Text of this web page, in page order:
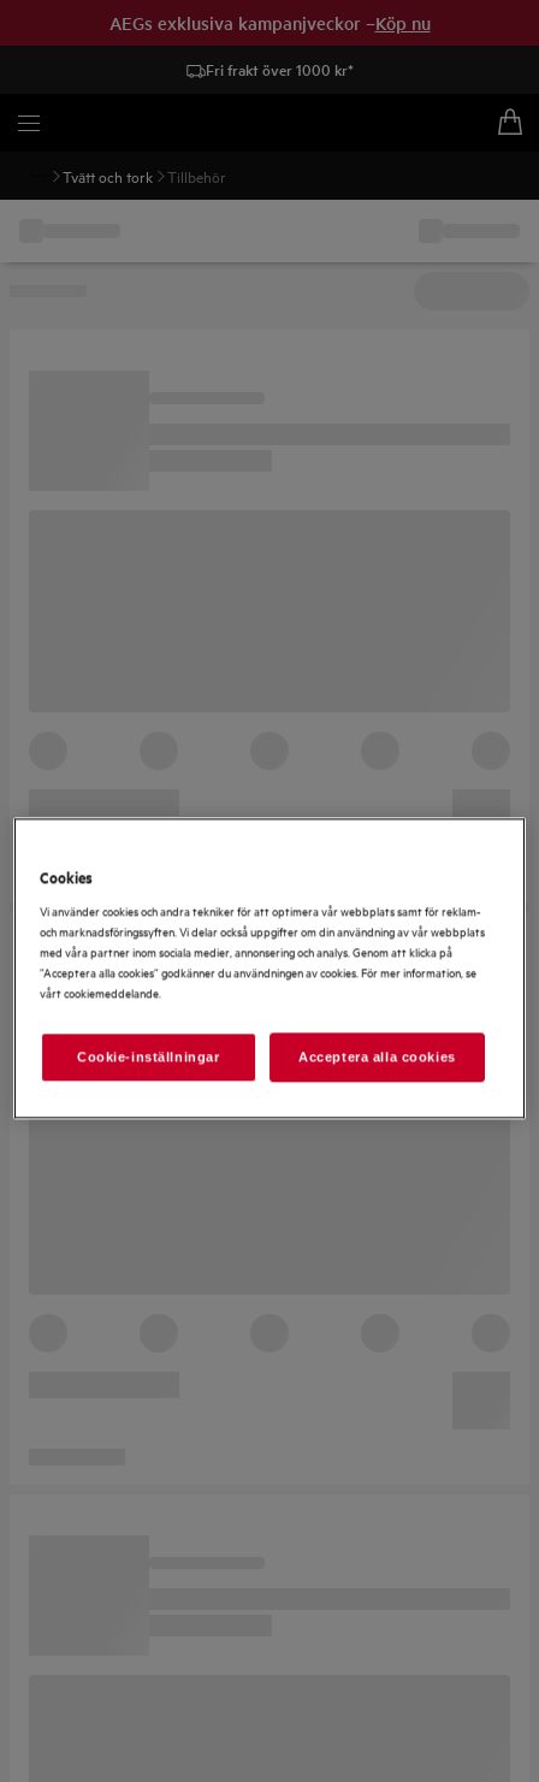
AEGs exklusiva kampanjveckor –Köp nu
Fri frakt över 1000 kr*
Tvätt och tork Tillbehör
Cookies
Vi använder cookies och andra tekniker för att optimera vår webbplats samt för reklam-
och marknadsföringssyften. Vi delar också uppgifter om din användning av vår webbplats
med våra partner inom sociala medier, annonsering och analys. Genom att klicka på
”Acceptera alla cookies” godkänner du användningen av cookies. För mer information, se
vårt cookiemeddelande.
Cookie-inställningar Acceptera alla cookies